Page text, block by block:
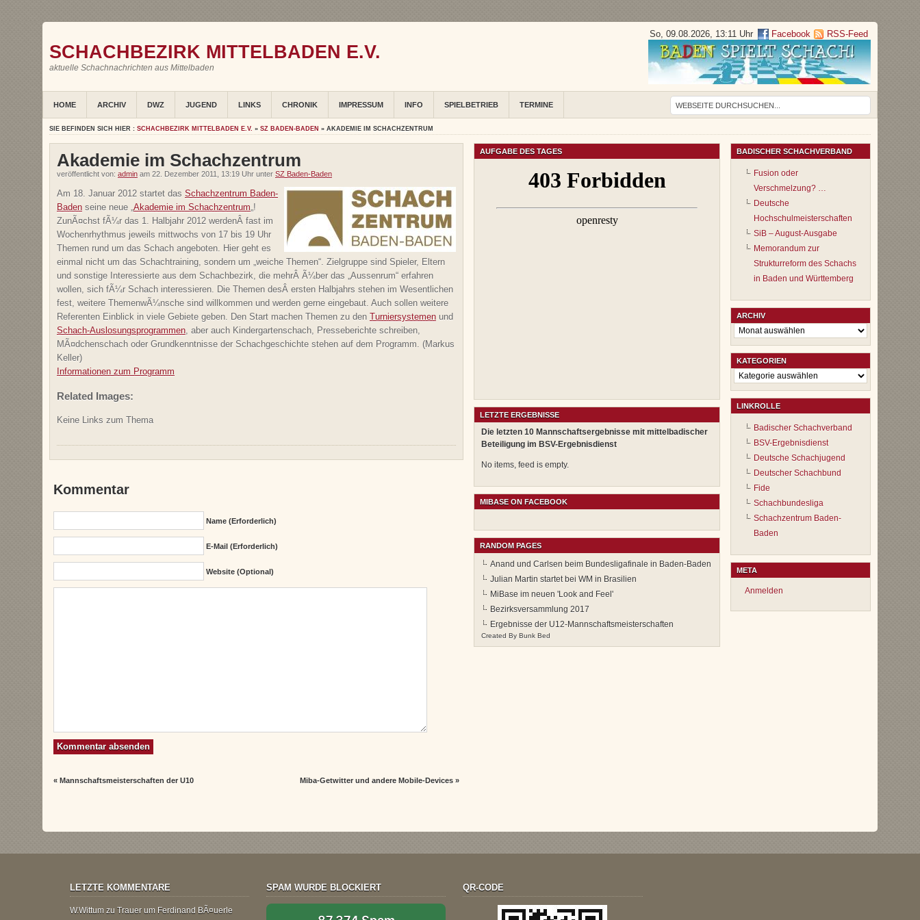
SCHACHBEZIRK MITTELBADEN E.V.
aktuelle Schachnachrichten aus Mittelbaden
So, 09.08.2026, 13:11 Uhr Facebook RSS-Feed
HOME ARCHIV DWZ JUGEND LINKS CHRONIK IMPRESSUM INFO SPIELBETRIEB TERMINE
SIE BEFINDEN SICH HIER : SCHACHBEZIRK MITTELBADEN E.V. » SZ BADEN-BADEN » AKADEMIE IM SCHACHZENTRUM
Akademie im Schachzentrum
veröffentlicht von: admin am 22. Dezember 2011, 13:19 Uhr unter SZ Baden-Baden
Am 18. Januar 2012 startet das Schachzentrum Baden-
Baden seine neue „Akademie im Schachzentrum„!
ZunÃ¤chst fÃ¼r das 1. Halbjahr 2012 werdenÂ fast im
Wochenrhythmus jeweils mittwochs von 17 bis 19 Uhr
Themen rund um das Schach angeboten. Hier geht es
einmal nicht um das Schachtraining, sondern um „weiche Themen“. Zielgruppe sind Spieler, Eltern
und sonstige Interessierte aus dem Schachbezirk, die mehrÂ Ã¼ber das „Aussenrum“ erfahren
wollen, sich fÃ¼r Schach interessieren. Die Themen desÂ ersten Halbjahrs stehen im Wesentlichen
fest, weitere ThemenwÃ¼nsche sind willkommen und werden gerne eingebaut. Auch sollen weitere
Referenten Einblick in viele Gebiete geben. Den Start machen Themen zu den Turniersystemen und
Schach-Auslosungsprogrammen, aber auch Kindergartenschach, Presseberichte schreiben,
MÃ¤dchenschach oder Grundkenntnisse der Schachgeschichte stehen auf dem Programm. (Markus
Keller)
Informationen zum Programm
Related Images:
Keine Links zum Thema
Kommentar
Name (erforderlich)
E-Mail (erforderlich)
Website (Optional)
«Mannschaftsmeisterschaften der U10 Miba-Getwitter und andere Mobile-Devices»
AUFGABE DES TAGES
LETZTE ERGEBNISSE
Die letzten 10 Mannschaftsergebnisse mit mittelbadischer
Beteiligung im BSV-Ergebnisdienst
No items, feed is empty.
MIBASE ON FACEBOOK
RANDOM PAGES
Anand und Carlsen beim Bundesligafinale in Baden-Baden
Julian Martin startet bei WM in Brasilien
MiBase im neuen 'Look and Feel'
Bezirksversammlung 2017
Ergebnisse der U12-Mannschaftsmeisterschaften
Created By Bunk Bed
BADISCHER SCHACHVERBAND
Fusion oder
Verschmelzung? …
Deutsche
Hochschulmeisterschaften
SiB – August-Ausgabe
Memorandum zur
Strukturreform des Schachs
in Baden und Württemberg
ARCHIV
Archiv
KATEGORIEN
Kategorien
LINKROLLE
Badischer Schachverband
BSV-Ergebnisdienst
Deutsche Schachjugend
Deutscher Schachbund
Fide
Schachbundesliga
Schachzentrum Baden-
Baden
META
Anmelden
LETZTE KOMMENTARE
W.Wittum zu Trauer um Ferdinand BÃ¤uerle
SPAM WURDE BLOCKIERT QR-CODE